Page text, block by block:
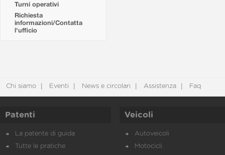
Turni operativi
Richiesta
informazioni/Contatta
l'ufficio
Chi siamo Eventi News e circolari Assistenza Faq
Patenti
La patente di guida
Tutte le pratiche
Veicoli
Autoveicoli
Motocicli